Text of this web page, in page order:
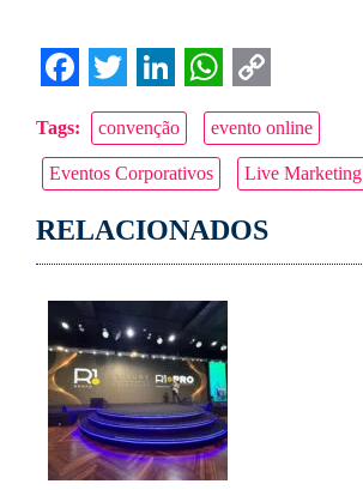
Facebook
Twitter
LinkedIn
WhatsApp
Copy
Link
Tags: convenção evento online
Eventos Corporativos Live Marketing
RELACIONADOS